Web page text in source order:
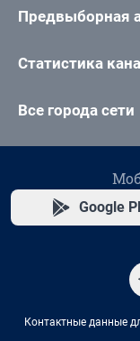
Предвыборная
Статистика
Все города сети
Google
Контактные данные